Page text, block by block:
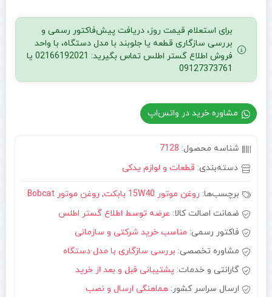
برای استعلام قیمت روز، دریافت پیش‌فاکتور رسمی و
بررسی سازگاری قطعه یا جلوبند با مدل دستگاه، با واحد
فروش اطلاع گستر اطلس تماس بگیرید: 02166192021 یا
09127373761
مشاوره خرید در واتس‌اپ
شناسه محصول: 7128
دسته‌بندی: قطعات و لوازم یدکی
برچسب‌ها: روغن موتور 15W40 بابکت , روغن موتور Bobcat
ضمانت اصالت کالا: عرضه توسط اطلاع گستر اطلس
فاکتور رسمی: مناسب خرید شرکتی و سازمانی
مشاوره تخصصی: بررسی سازگاری با مدل دستگاه
گارانتی و خدمات: پشتیبانی قبل و بعد از خرید
ارسال سراسر کشور: هماهنگی ارسال و نصب